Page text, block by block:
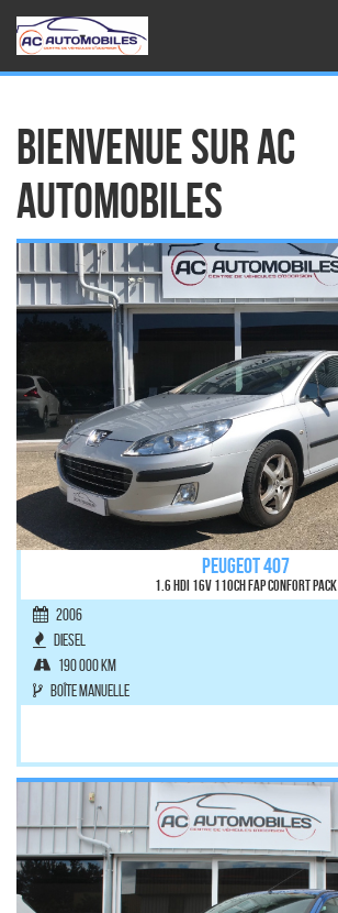
Aller au contenu principal
Bienvenue sur AC
AUTOMOBILES
PEUGEOT 407
1.6 HDi 16V 110ch FAP Confort Pack
2006
Diesel
190 000 km
Boîte manuelle